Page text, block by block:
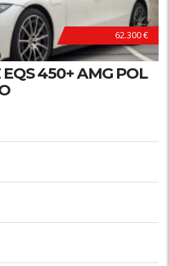
62.300 €
450+ AMG POL